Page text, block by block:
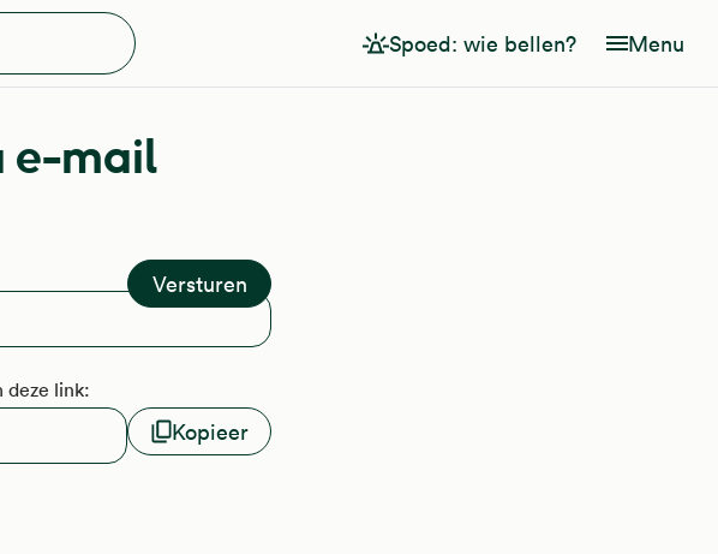
Spoed: wie bellen? Menu
e-mail
deze link:
Kopieer